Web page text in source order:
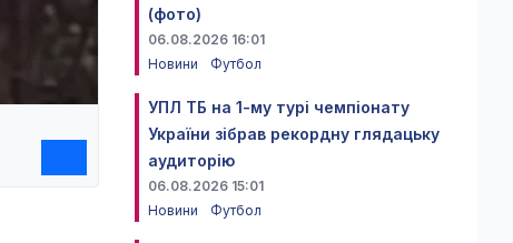
(фото)
06.08.2026 16:01
Новини
Футбол
УПЛ ТБ на 1-му турі чемпіонату
України зібрав рекордну глядацьку
аудиторію
06.08.2026 15:01
Новини
Футбол